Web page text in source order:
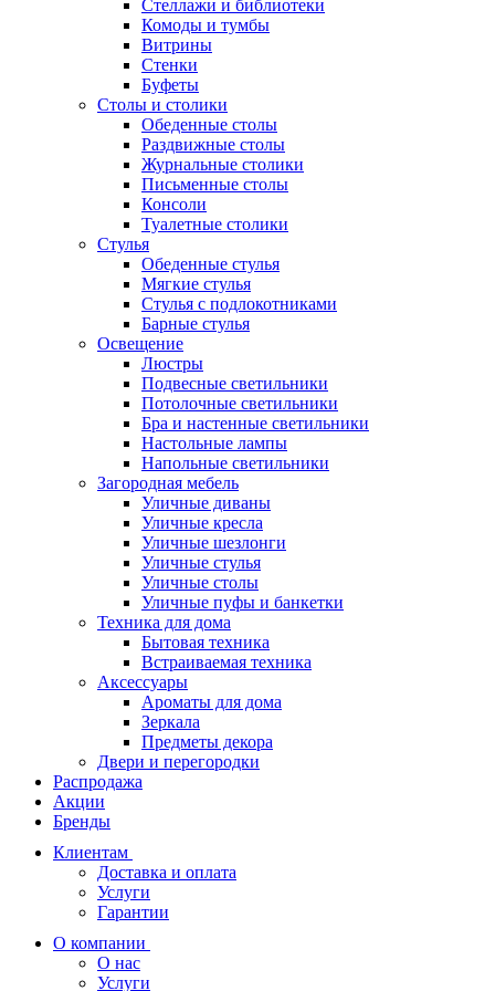
Стеллажи и библиотеки
Комоды и тумбы
Витрины
Стенки
Буфеты
Столы и столики
Обеденные столы
Раздвижные столы
Журнальные столики
Письменные столы
Консоли
Туалетные столики
Стулья
Обеденные стулья
Мягкие стулья
Стулья с подлокотниками
Барные стулья
Освещение
Люстры
Подвесные светильники
Потолочные светильники
Бра и настенные светильники
Настольные лампы
Напольные светильники
Загородная мебель
Уличные диваны
Уличные кресла
Уличные шезлонги
Уличные стулья
Уличные столы
Уличные пуфы и банкетки
Техника для дома
Бытовая техника
Встраиваемая техника
Аксессуары
Ароматы для дома
Зеркала
Предметы декора
Двери и перегородки
Распродажа
Акции
Бренды
Клиентам
Доставка и оплата
Услуги
Гарантии
О компании
О нас
Услуги